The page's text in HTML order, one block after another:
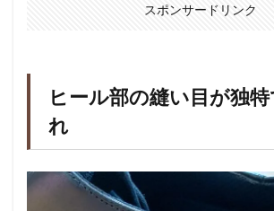
スポンサードリンク
ヒール部の縫い目が独
れ